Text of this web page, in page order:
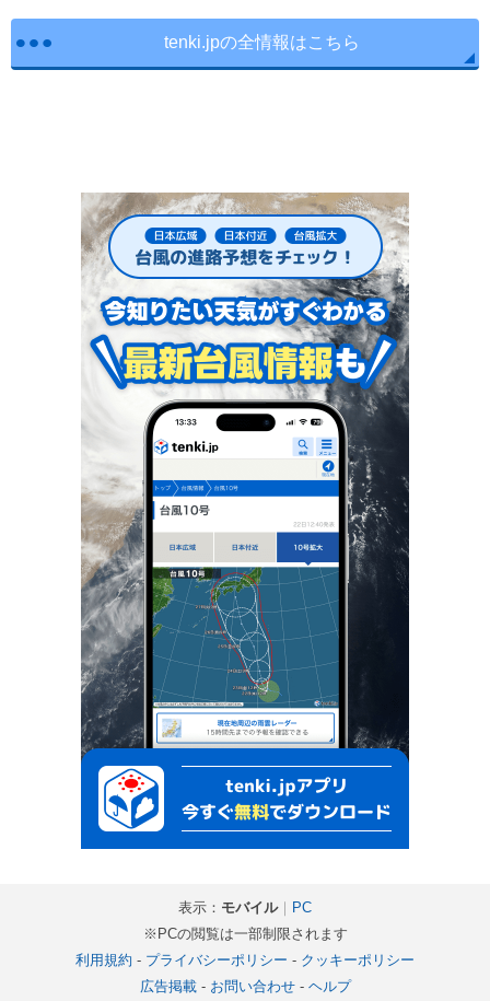
tenki.jpの全情報はこちら
表示： モバイル｜ PC
※PCの閲覧は一部制限されます
利用規約 - プライバシーポリシー - クッキーポリシー
広告掲載- お問い合わせ- ヘルプ